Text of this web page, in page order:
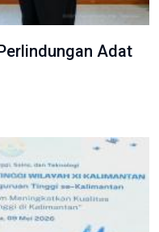
Adat